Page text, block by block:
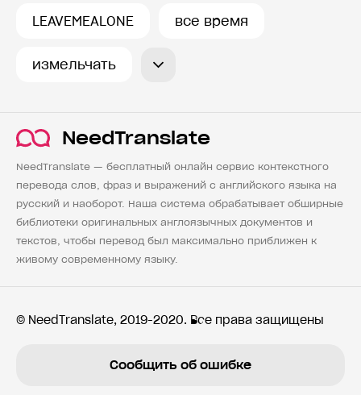
LEAVEMEALONE все время
измельчать
NeedTranslate
NeedTranslate — бесплатный онлайн сервис контекстного
перевода слов, фраз и выражений с английского языка на
русский и наоборот. Наша система обрабатывает обширные
библиотеки оригинальных англоязычных документов и
текстов, чтобы перевод был максимально приближен к
живому современному языку.
© NeedTranslate, 2019-2020. Все права защищены
Сообщить об ошибке